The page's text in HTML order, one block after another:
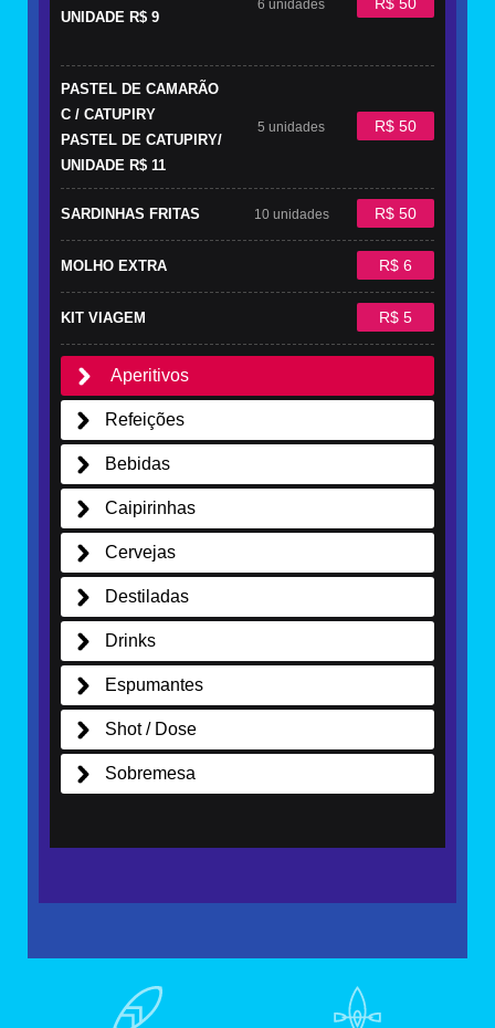
UNIDADE R$ 9
6 unidades
PASTEL DE CAMARÃO
C / CATUPIRY
PASTEL DE CATUPIRY/
UNIDADE R$ 11
5 unidades R$ 50
SARDINHAS FRITAS 10 unidades R$ 50
MOLHO EXTRA R$ 6
KIT VIAGEM R$ 5
Aperitivos
Refeições
Bebidas
Caipirinhas
Cervejas
Destiladas
Drinks
Espumantes
Shot / Dose
Sobremesa